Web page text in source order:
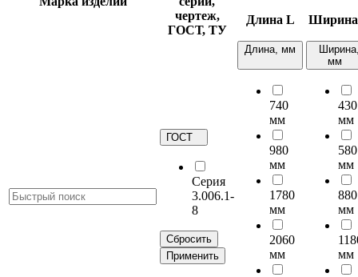
чертеж,
ГОСТ, ТУ
Длина L
ГОСТ
Серия
3.006.1-
8
Сбросить
Применить
Длина, мм
740
мм
980
мм
1780
мм
2060
мм
мм
430
мм
580
мм
880
мм
мм